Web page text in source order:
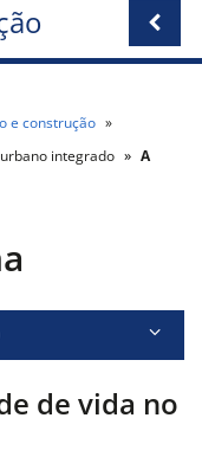
e construção
integrado
A
de vida no